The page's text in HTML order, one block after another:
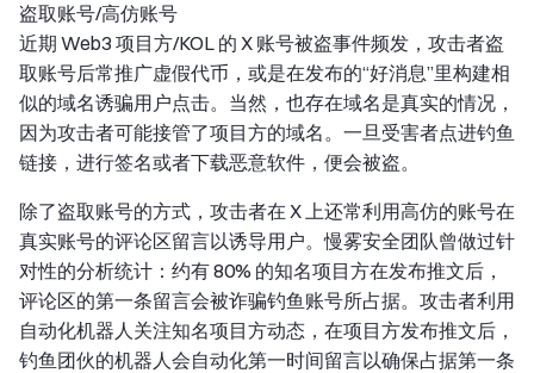
盗取账号/高仿账号
近期 Web3 项目方/KOL 的 X 账号被盗事件频发，攻击者盗
取账号后常推广虚假代币，或是在发布的“好消息”里构建相
似的域名诱骗用户点击。当然，也存在域名是真实的情况，
因为攻击者可能接管了项目方的域名。一旦受害者点进钓鱼
链接，进行签名或者下载恶意软件，便会被盗。
除了盗取账号的方式，攻击者在 X 上还常利用高仿的账号在
真实账号的评论区留言以诱导用户。慢雾安全团队曾做过针
对性的分析统计：约有 80% 的知名项目方在发布推文后，
评论区的第一条留言会被诈骗钓鱼账号所占据。攻击者利用
自动化机器人关注知名项目方动态，在项目方发布推文后，
钓鱼团伙的机器人会自动化第一时间留言以确保占据第一条